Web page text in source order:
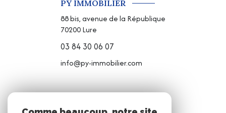
PY IMMOBILIER
88 bis, avenue de la République
70200Lure
03 84 30 06 07
info@py-immobilier.com